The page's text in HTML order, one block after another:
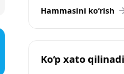
Hammasini ko‘rish
Ko‘p xato